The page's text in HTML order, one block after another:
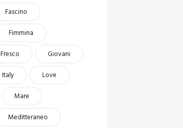
Fascino
Fimmina
Fresco
Giovani
Italy
Love
Mare
Meditteraneo